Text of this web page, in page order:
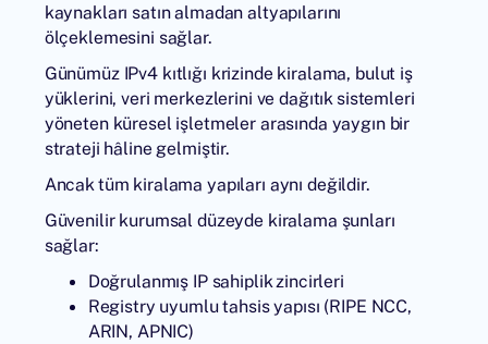
kaynakları satın almadan altyapılarını
ölçeklemesini sağlar.
Günümüz IPv4 kıtlığı krizinde kiralama, bulut iş
yüklerini, veri merkezlerini ve dağıtık sistemleri
yöneten küresel işletmeler arasında yaygın bir
strateji hâline gelmiştir.
Ancak tüm kiralama yapıları aynı değildir.
Güvenilir kurumsal düzeyde kiralama şunları
sağlar:
Doğrulanmış IP sahiplik zincirleri
Registry uyumlu tahsis yapısı (RIPE NCC,
ARIN, APNIC)